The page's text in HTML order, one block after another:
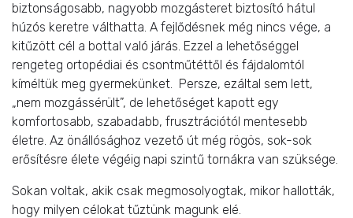
biztonságosabb, nagyobb mozgásteret biztosító hátul
húzós keretre válthatta. A fejlődésnek még nincs vége, a
kitűzött cél a bottal való járás. Ezzel a lehetőséggel
rengeteg ortopédiai és csontműtéttől és fájdalomtól
kíméltük meg gyermekünket. Persze, ezáltal sem lett,
„nem mozgássérült”, de lehetőséget kapott egy
komfortosabb, szabadabb, frusztrációtól mentesebb
életre. Az önállósághoz vezető út még rögös, sok-sok
erősítésre élete végéig napi szintű tornákra van szüksége.
Sokan voltak, akik csak megmosolyogtak, mikor hallották,
hogy milyen célokat tűztünk magunk elé.